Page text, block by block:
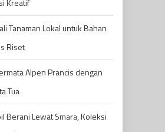
Kreatif
Tanaman Lokal untuk Bahan
Riset
Alpen Prancis dengan
Tua
Berani Lewat Smara, Koleksi